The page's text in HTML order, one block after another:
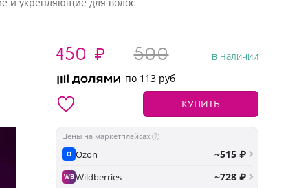
и укрепляющие для волос
450 ₽ 500
в наличии
по 113 руб
КУПИТЬ
Цены на маркетплейсах
O Ozon ~515 ₽
WBWildberries ~728 ₽